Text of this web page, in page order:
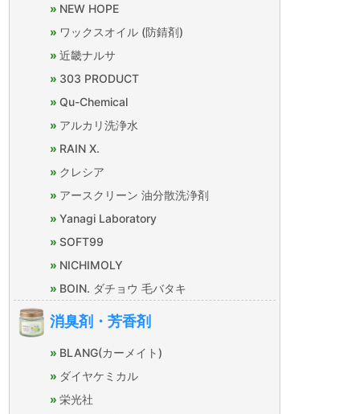
NEW HOPE
ワックスオイル (防錆剤)
近畿ナルサ
303 PRODUCT
Qu-Chemical
アルカリ洗浄水
RAIN X.
クレシア
アースクリーン 油分散洗浄剤
Yanagi Laboratory
SOFT99
NICHIMOLY
BOIN. ダチョウ 毛バタキ
消臭剤・芳香剤
BLANG(カーメイト)
ダイヤケミカル
栄光社